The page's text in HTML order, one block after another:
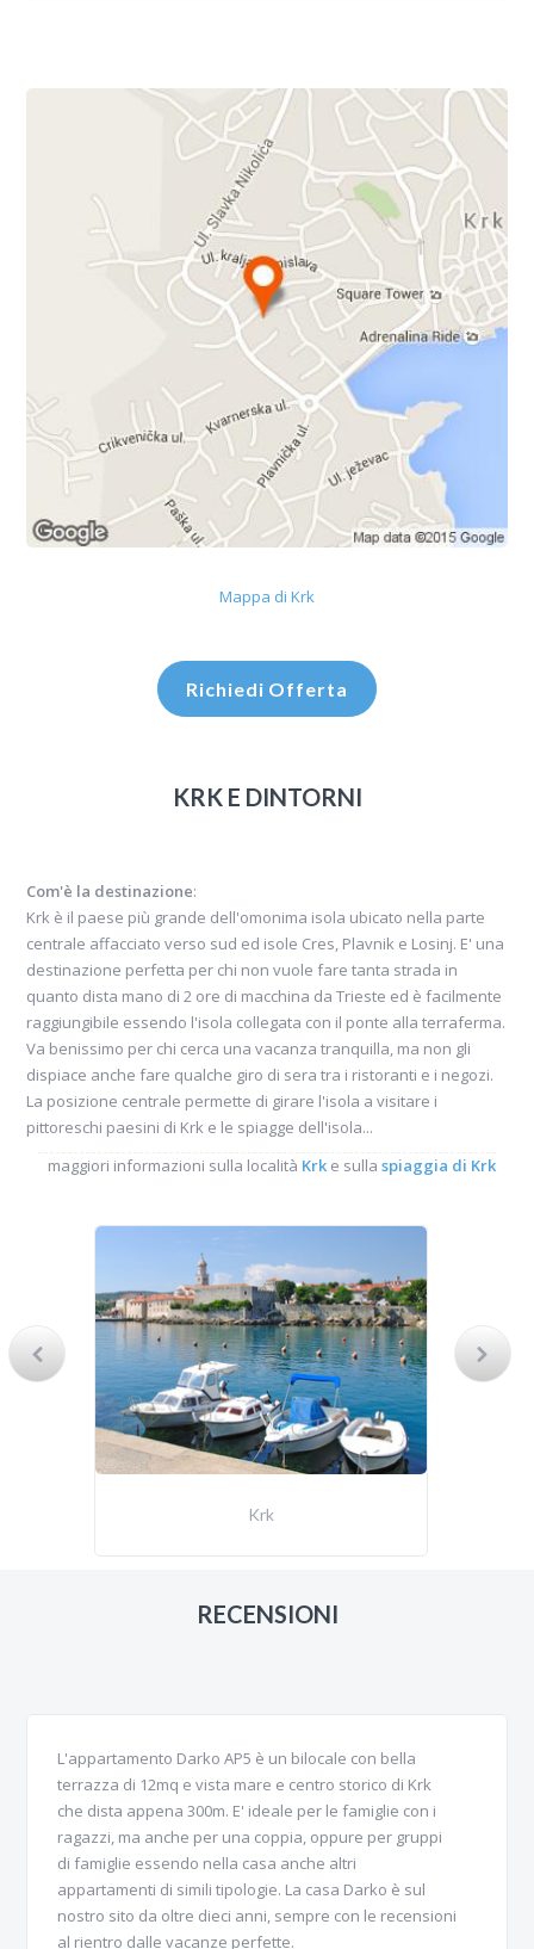
Mappa di Krk
Richiedi Offerta
KRK E DINTORNI
Com'è la destinazione:
Krk è il paese più grande dell'omonima isola ubicato nella parte
centrale affacciato verso sud ed isole Cres, Plavnik e Losinj. E' una
destinazione perfetta per chi non vuole fare tanta strada in
quanto dista mano di 2 ore di macchina da Trieste ed è facilmente
raggiungibile essendo l'isola collegata con il ponte alla terraferma.
Va benissimo per chi cerca una vacanza tranquilla, ma non gli
dispiace anche fare qualche giro di sera tra i ristoranti e i negozi.
La posizione centrale permette di girare l'isola a visitare i
pittoreschi paesini di Krk e le spiagge dell'isola...
maggiori informazioni sulla località Krke sulla spiaggia di Krk
Krk
RECENSIONI
L'appartamento Darko AP5 è un bilocale con bella
terrazza di 12mq e vista mare e centro storico di Krk
che dista appena 300m. E' ideale per le famiglie con i
ragazzi, ma anche per una coppia, oppure per gruppi
di famiglie essendo nella casa anche altri
appartamenti di simili tipologie. La casa Darko è sul
nostro sito da oltre dieci anni, sempre con le recensioni
al rientro dalle vacanze perfette.